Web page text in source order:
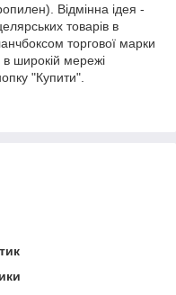
Відмінна ідея -
товарів в
торгової марки
широкій мережі
"Купити".